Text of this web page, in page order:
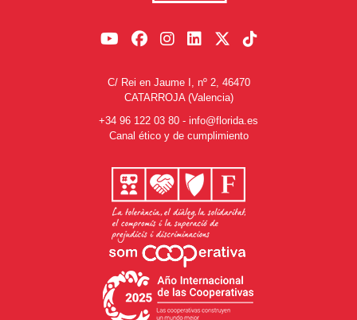
C/ Rei en Jaume I, nº 2, 46470
CATARROJA (Valencia)
+34 96 122 03 80 - info@florida.es
Canal ético y de cumplimiento